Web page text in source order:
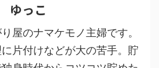
ゆっこ
屋のナマケモノ主婦です。
片付けなどが大の苦手。貯